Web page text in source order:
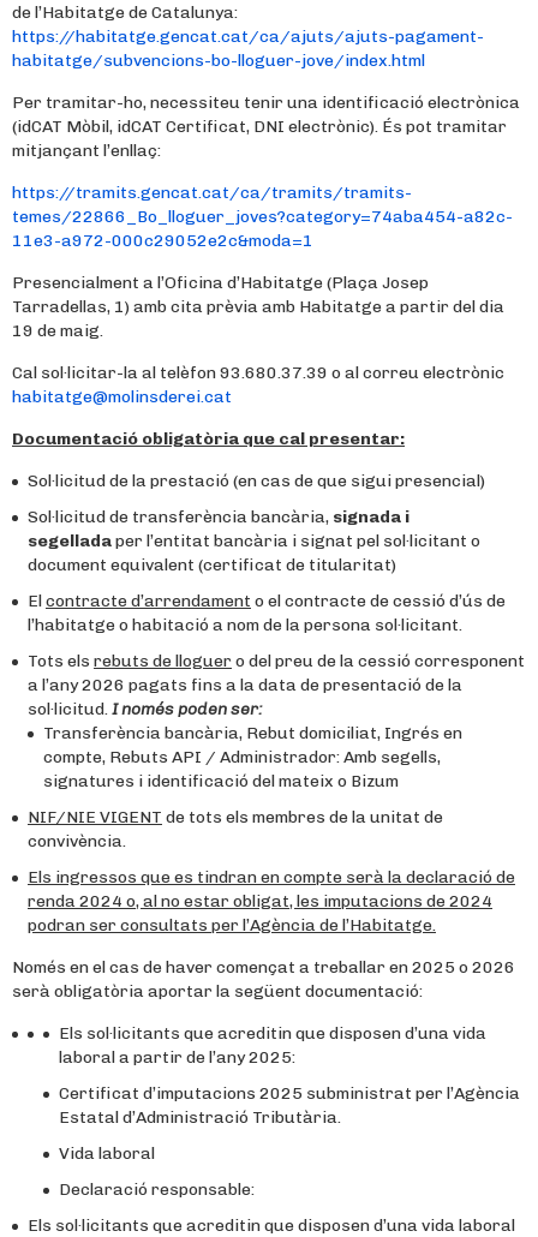
de l’Habitatge de Catalunya:
https://habitatge.gencat.cat/ca/ajuts/ajuts-pagament-
habitatge/subvencions-bo-lloguer-jove/index.html
Per tramitar-ho, necessiteu tenir una identificació electrònica
(idCAT Mòbil, idCAT Certificat, DNI electrònic). És pot tramitar
mitjançant l’enllaç:
https://tramits.gencat.cat/ca/tramits/tramits-
temes/22866_Bo_lloguer_joves?category=74aba454-a82c-
11e3-a972-000c29052e2c&moda=1
Presencialment a l’Oficina d’Habitatge (Plaça Josep
Tarradellas, 1) amb cita prèvia amb Habitatge a partir del dia
19 de maig.
Cal sol·licitar-la al telèfon 93.680.37.39 o al correu electrònic
habitatge@molinsderei.cat
Documentació obligatòria que cal presentar:
Sol·licitud de la prestació (en cas de que sigui presencial)
Sol·licitud de transferència bancària, signada i
segelladaper l’entitat bancària i signat pel sol·licitant o
document equivalent (certificat de titularitat)
Elcontracte d’arrendament o el contracte de cessió d’ús de
l’habitatge o habitació a nom de la persona sol·licitant.
Tots els rebuts de lloguer o del preu de la cessió corresponent
a l’any 2026 pagats fins a la data de presentació de la
sol·licitud.I només poden ser:
Transferència bancària, Rebut domiciliat, Ingrés en
compte, Rebuts API / Administrador: Amb segells,
signatures i identificació del mateix o Bizum
NIF/NIE VIGENT de tots els membres de la unitat de
convivència.
Els ingressos que es tindran en compte serà la declaració de
renda 2024 o, al no estar obligat, les imputacions de 2024
podran ser consultats per l’Agència de l’Habitatge.
Només en el cas de haver començat a treballar en 2025 o 2026
serà obligatòria aportar la següent documentació:
Els sol·licitants que acreditin que disposen d’una vida
laboral a partir de l’any 2025:
Certificat d’imputacions 2025 subministrat per l’Agència
Estatal d’Administració Tributària.
Vida laboral
Declaració responsable:
Els sol·licitants que acreditin que disposen d’una vida laboral